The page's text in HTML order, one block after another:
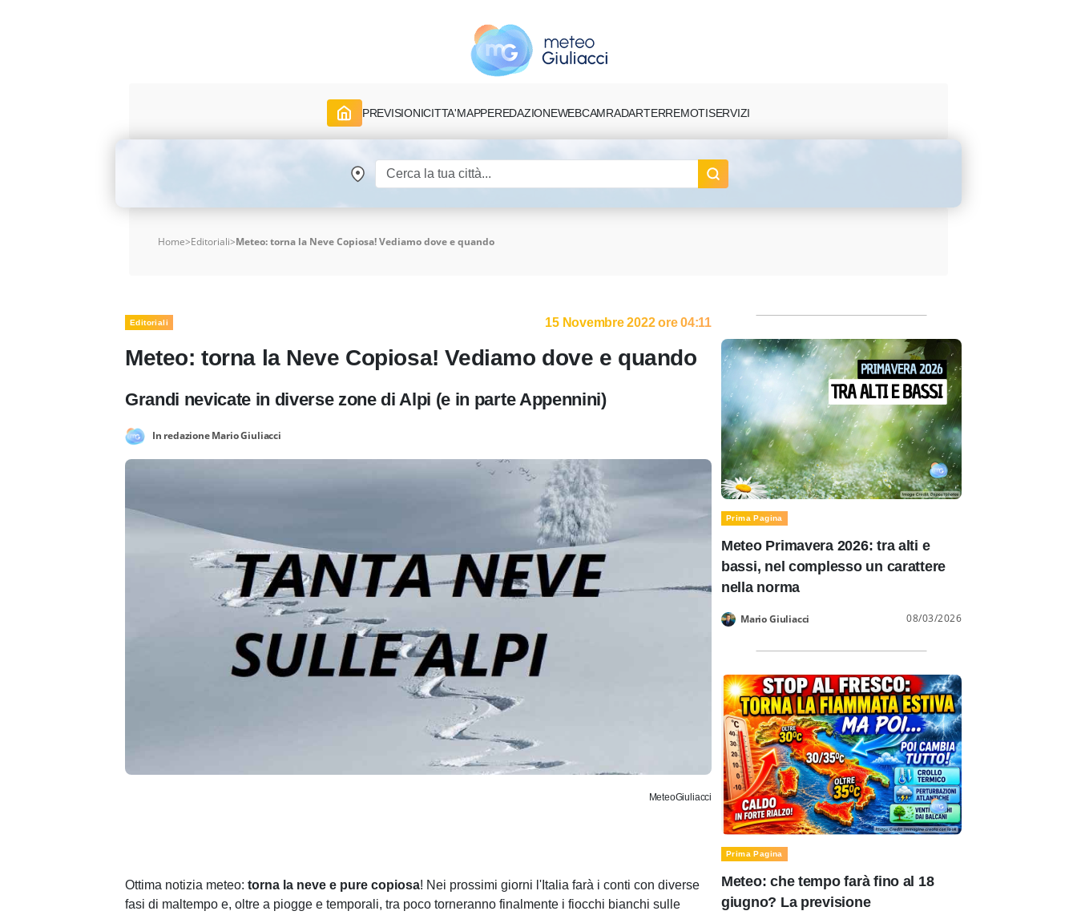
PREVISIONICITTA'MAPPEREDAZIONEWEBCAMRADARTERREMOTISERVIZI
Home>Editoriali>Meteo: torna la Neve Copiosa! Vediamo dove e quando
Editoriali 15 Novembre 2022 ore 04:11
Meteo: torna la Neve Copiosa! Vediamo dove e quando
Grandi nevicate in diverse zone di Alpi (e in parte Appennini)
In redazione Mario Giuliacci
MeteoGiuliacci
Ottima notizia meteo: torna la neve e pure copiosa! Nei prossimi giorni l'Italia farà i conti con diverse
fasi di maltempo e, oltre a piogge e temporali, tra poco torneranno finalmente i fiocchi bianchi sulle
Prima Pagina
Meteo Primavera 2026: tra alti e
bassi, nel complesso un carattere
nella norma
Mario Giuliacci 08/03/2026
Prima Pagina
Meteo: che tempo farà fino al 18
giugno? La previsione